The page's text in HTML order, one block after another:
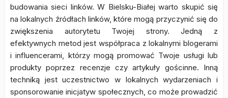
budowania sieci linków. W Bielsku-Białej warto skupić się
na lokalnych źródłach linków, które mogą przyczynić się do
zwiększenia autorytetu Twojej strony. Jedną z
efektywnych metod jest współpraca z lokalnymi blogerami
i influencerami, którzy mogą promować Twoje usługi lub
produkty poprzez recenzje czy artykuły gościnne. Inną
techniką jest uczestnictwo w lokalnych wydarzeniach i
sponsorowanie inicjatyw społecznych, co może prowadzić